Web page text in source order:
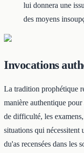
lui donnera une
des moyens
Invocations
La tradition prophétique
manière authentique
de difficulté, les
situations qui
du'as recensées dans les